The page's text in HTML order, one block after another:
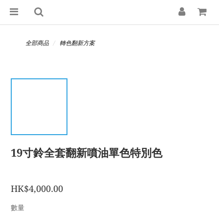
全部商品 轉色翻新方案
19寸鈴全套翻新噴油單色特別色
HK$4,000.00
數量